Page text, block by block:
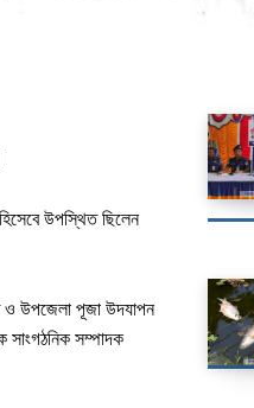
উপস্থিত ছিলেন
ও উপজেলা পূজা উদযাপন
সাংগঠনিক সম্পাদক